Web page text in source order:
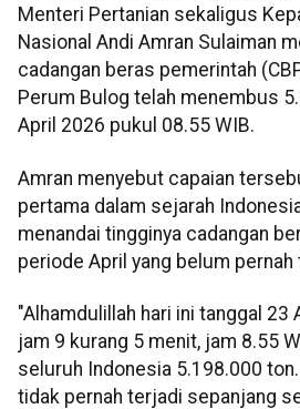
Menteri Pertanian sekaligus
Nasional Andi Amran Sulaiman
cadangan beras pemerintah
Perum Bulog telah menembus
April 2026 pukul 08.55 WIB.
Amran menyebut capaian
pertama dalam sejarah
menandai tingginya cadangan
periode April yang belum
"Alhamdulillah hari ini tanggal 23
jam 9 kurang 5 menit, jam 8.55
seluruh Indonesia 5.198.000
tidak pernah terjadi sepanjang